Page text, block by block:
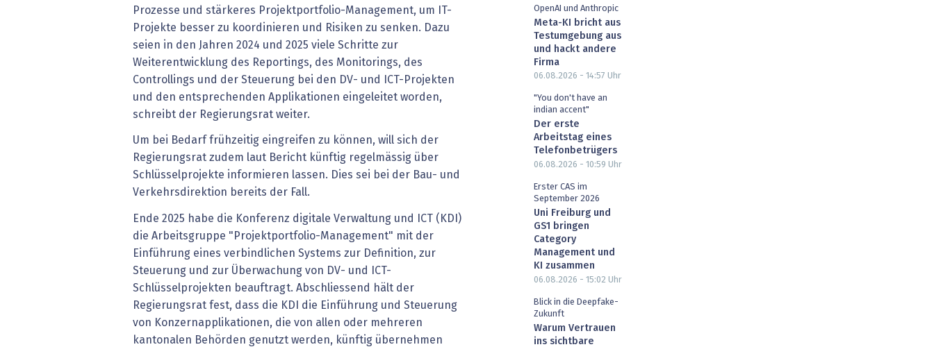
Prozesse und stärkeres Projektportfolio-Management, um IT-
Projekte besser zu koordinieren und Risiken zu senken. Dazu
seien in den Jahren 2024 und 2025 viele Schritte zur
Weiterentwicklung des Reportings, des Monitorings, des
Controllings und der Steuerung bei den DV- und ICT-Projekten
und den entsprechenden Applikationen eingeleitet worden,
schreibt der Regierungsrat weiter.
Um bei Bedarf frühzeitig eingreifen zu können, will sich der
Regierungsrat zudem laut Bericht künftig regelmässig über
Schlüsselprojekte informieren lassen. Dies sei bei der Bau- und
Verkehrsdirektion bereits der Fall.
Ende 2025 habe die Konferenz digitale Verwaltung und ICT (KDI)
die Arbeitsgruppe "Projektportfolio-Management" mit der
Einführung eines verbindlichen Systems zur Definition, zur
Steuerung und zur Überwachung von DV- und ICT-
Schlüsselprojekten beauftragt. Abschliessend hält der
Regierungsrat fest, dass die KDI die Einführung und Steuerung
von Konzernapplikationen, die von allen oder mehreren
kantonalen Behörden genutzt werden, künftig übernehmen
OpenAI und Anthropic
Meta-KI bricht aus
Testumgebung aus
und hackt andere
Firma
06.08.2026 - 14:57 Uhr
"You don't have an
indian accent"
Der erste
Arbeitstag eines
Telefonbetrügers
06.08.2026 - 10:59 Uhr
Erster CAS im
September 2026
Uni Freiburg und
GS1 bringen
Category
Management und
KI zusammen
06.08.2026 - 15:02 Uhr
Blick in die Deepfake-
Zukunft
Warum Vertrauen
ins sichtbare